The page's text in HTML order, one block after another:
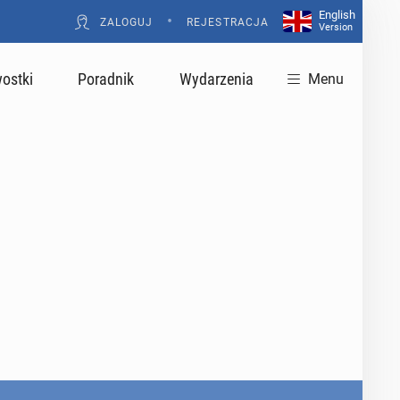
ZALOGUJ • REJESTRACJA
English
Version
Poradnik Wydarzenia Menu